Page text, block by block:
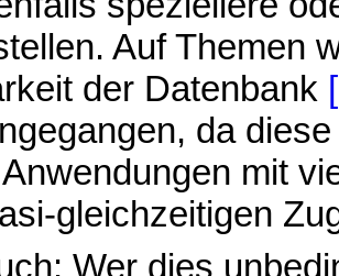
Auf Themen
der Datenbank
da
mit
gleichzeitigen
Wer dies